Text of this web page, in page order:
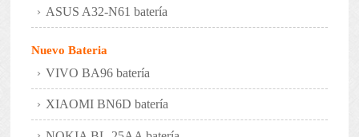
ASUS A32-N61 batería
Nuevo Bateria
VIVO BA96 batería
XIAOMI BN6D batería